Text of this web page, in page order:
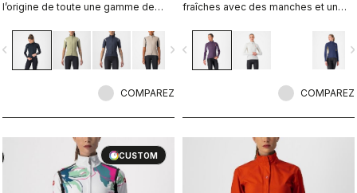
l’origine de toute une gamme de
d’une veste à manches courtes
imperméable, mais aussi idéale par
temps sec. Conçue pour être portée
elle vous permet de rester au chaud
navigate_next
COMPAREZ
fraîches avec des manches et un
un tissu polaire Warmer offrant une
respirabilité maximale dans le dos.
navigate_before
COMPAREZ
CUSTOM